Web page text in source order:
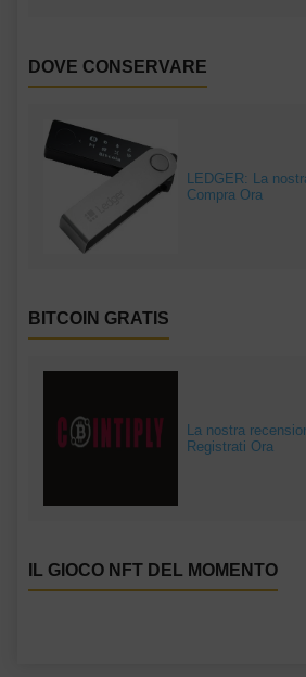
DOVE CONSERVARE
LEDGER: La
Compra Ora
BITCOIN GRATIS
La nostra
Registrati Ora
IL GIOCO NFT DEL MOMENTO